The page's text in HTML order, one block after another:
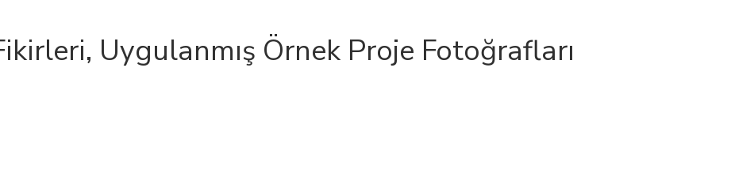
Uygulanmış Örnek Proje Fotoğrafları